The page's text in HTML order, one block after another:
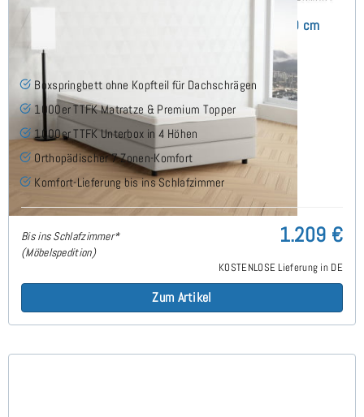
Flavius Boxspringbett ohne Kopfteil 100x190 cm
Boxspringbett ohne Kopfteil für Dachschrägen
1000er TTFK Matratze & Premium Topper
1000er TTFK Unterbox in 4 Höhen
Orthopädischer 7 Zonen-Komfort
Komfort-Lieferung bis ins Schlafzimmer
Bis ins Schlafzimmer*
(Möbelspedition)
1.209 €
KOSTENLOSE Lieferung in DE
Zum Artikel